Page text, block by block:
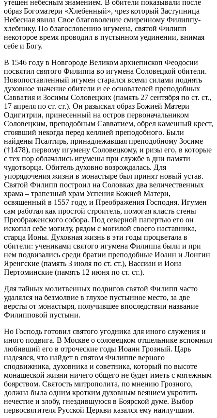
утешен небесным знамением. В обители показывали после
образ Богоматери «Хлебенный», чрез который Заступница
Небесная явила Свое благоволение смиренному Филиппу-
хлебнику. По благословению игумена, святой Филипп
некоторое время проводил в пустынном уединении, внимая
себе и Богу.
В 1546 году в Новгороде Великом архиепископ Феодосии
посвятил святого Филиппа во игумена Соловецкой обители.
Новопоставленный игумен старался всеми силами поднять
духовное значение обители и ее основателей преподобных
Савватия и Зосимы Соловецких (память 27 сентября по ст. ст.,
17 апреля по ст. ст.). Он разыскал образ Божией Матери
Одигитрии, принесенный на остров первоначальником
Соловецким, преподобным Савватием, обрел каменный крест,
стоявший некогда перед келлией преподобного. Были
найдены Псалтирь, принадлежавшая преподобному Зосиме
(†1478), первому игумену Соловецкому, и ризы его, в которые
с тех пор облачались игумены при службе в дни памяти
чудотворца. Обитель духовно возрождалась. Для
упорядочения жизни в монастыре был принят новый устав.
Святой Филипп построил на Соловках два величественных
храма – трапезный храм Успения Божией Матери,
освященный в 1557 году, и Преображения Господня. Игумен
сам работал как простой строитель, помогая класть стены
Преображенского собора. Под северной папертью его он
ископал себе могилу, рядом с могилой своего наставника,
старца Ионы. Духовная жизнь в эти годы процветала в
обители: учениками святого игумена Филиппа были и при
нем подвизались среди братии преподобные Иоанн и Лонгин
Яренгские (память 3 июля по ст. ст.), Вассиан и Иона
Пертоминские (память 12 июня по ст. ст.).
Для тайных молитвенных подвигов святой Филипп часто
удалялся на безмолвие в глухое пустынное место, за две
версты от монастыря, получившее впоследствии название
Филипповой пустыни.
Но Господь готовил святого угодника для иного служения и
иного подвига. В Москве о соловецком отшельнике вспомнил
любивший его в отроческие годы Иоанн Грозный. Царь
надеялся, что найдет в святом Филиппе верного
сподвижника, духовника и советника, который по высоте
монашеской жизни ничего общего не будет иметь с мятежным
боярством. Святость митрополита, по мнению Грозного,
должна была одним кротким духовным веянием укротить
нечестие и злобу, гнездившуюся в Боярской думе. Выбор
первосвятителя Русской Церкви казался ему наилучшим.